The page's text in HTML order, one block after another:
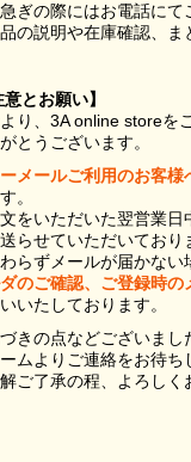
ぎの際にはお電話にて
の説明や在庫確認、ま
意とお願い】
り、3A online storeを
とうございます。
メールご利用のお客様
。
をいただいた翌営業
らせていただいてお
らずメールが届かない
のご確認、ご登録時
いたしております。
きの点などございま
ムよりご連絡をお待ち
ご了承の程、よろし